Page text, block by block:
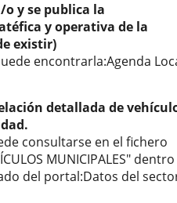
o y se publica la
y operativa de la
existir)
encontrarla:Agenda
detallada de
consultarse en el fichero
MUNICIPALES" dentro
del portal:Datos del